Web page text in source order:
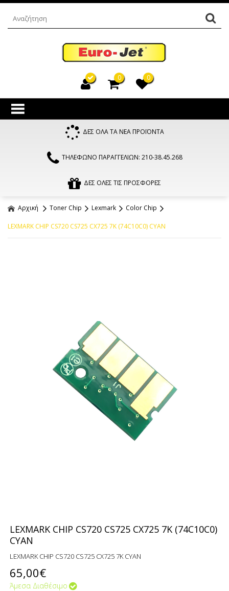
0 0
ΔΕΣ ΟΛΑ ΤΑ ΝΕΑ ΠΡΟΪΟΝΤΑ
ΤΗΛΕΦΩΝΟ ΠΑΡΑΓΓΕΛΙΩΝ: 210-38.45.268
ΔΕΣ ΟΛΕΣ ΤΙΣ ΠΡΟΣΦΟΡΕΣ
Αρχική Toner Chip Lexmark Color Chip
LEXMARK CHIP CS720 CS725 CX725 7K (74C10C0) CYAN
LEXMARK CHIP CS720 CS725 CX725 7K (74C10C0)
CYAN
LEXMARK CHIP CS720 CS725 CX725 7K CYAN
65,00€
Άμεσα Διαθέσιμο